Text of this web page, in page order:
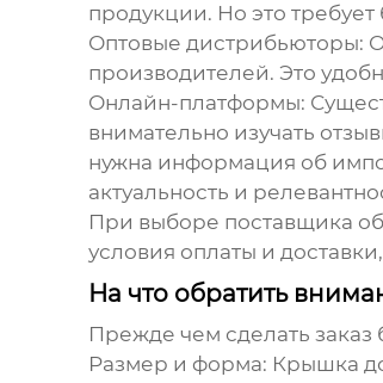
продукции. Но это
Оптовые дистрибьюторы:
производителей. Это
Онлайн-платформы:
внимательно изучать
нужна информация об
актуальность и
При выборе поставщика
условия оплаты и
На что обратить
Прежде чем сделать заказ
Размер и форма: Крышка